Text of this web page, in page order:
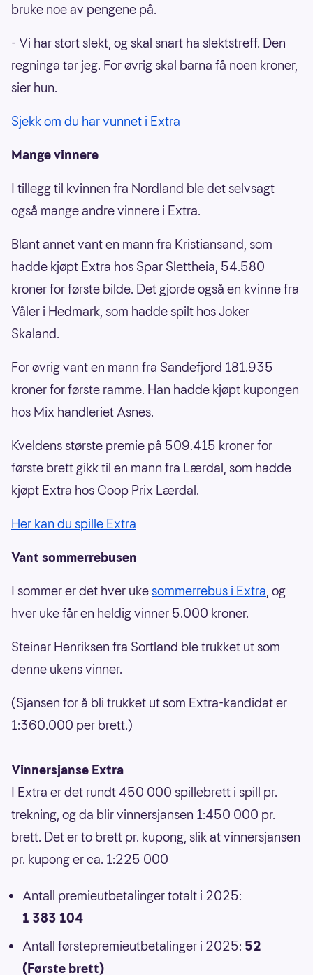
bruke noe av pengene på.
- Vi har stort slekt, og skal snart ha slektstreff. Den
regninga tar jeg. For øvrig skal barna få noen kroner,
sier hun.
Sjekk om du har vunnet i Extra
Mange vinnere
I tillegg til kvinnen fra Nordland ble det selvsagt
også mange andre vinnere i Extra.
Blant annet vant en mann fra Kristiansand, som
hadde kjøpt Extra hos Spar Slettheia, 54.580
kroner for første bilde. Det gjorde også en kvinne fra
Våler i Hedmark, som hadde spilt hos Joker
Skaland.
For øvrig vant en mann fra Sandefjord 181.935
kroner for første ramme. Han hadde kjøpt kupongen
hos Mix handleriet Asnes.
Kveldens største premie på 509.415 kroner for
første brett gikk til en mann fra Lærdal, som hadde
kjøpt Extra hos Coop Prix Lærdal.
Her kan du spille Extra
Vant sommerrebusen
I sommer er det hver ukesommerrebus i Extra, og
hver uke får en heldig vinner 5.000 kroner.
Steinar Henriksen fra Sortland ble trukket ut som
denne ukens vinner.
(Sjansen for å bli trukket ut som Extra-kandidat er
1:360.000 per brett.)
Vinnersjanse Extra
I Extra er det rundt 450 000 spillebrett i spill pr.
trekning, og da blir vinnersjansen 1:450 000 pr.
brett. Det er to brett pr. kupong, slik at vinnersjansen
pr. kupong er ca. 1:225 000
Antall premieutbetalinger totalt i 2025:
1 383 104
Antall førstepremieutbetalinger i 2025: 52
(Første brett)